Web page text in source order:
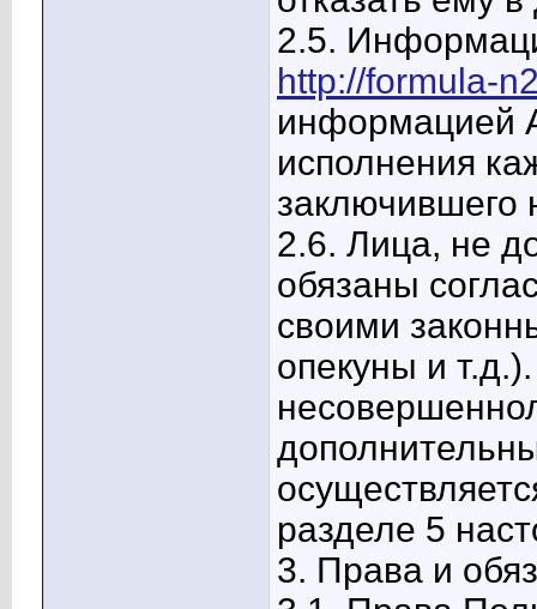
2.5.
http://formula-
информацией
исполнения
заключившего
2.6. Лица, не
обязаны
своими
опекуны и
разделе 5
3. Права и